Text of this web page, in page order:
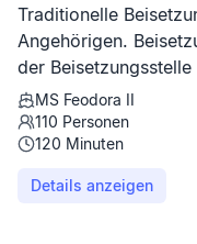
Traditionelle
Angehörigen.
der
Hafengebühren
MS Feodora II
110 Personen
120 Minuten
Details anzeigen